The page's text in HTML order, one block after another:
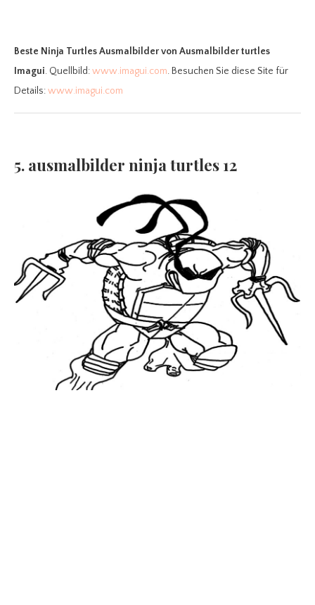
Beste Ninja Turtles Ausmalbildervon Ausmalbilder turtles
Imagui. Quellbild:www.imagui.com. Besuchen Sie diese Site für
Details:www.imagui.com
5. ausmalbilder ninja turtles 12